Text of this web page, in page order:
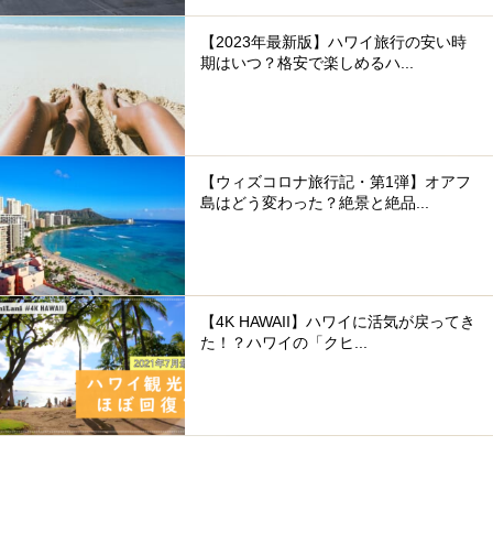
【2023年最新版】ハワイ旅行の安い時
期はいつ？格安で楽しめるハ...
【ウィズコロナ旅行記・第1弾】オアフ
島はどう変わった？絶景と絶品...
【4K HAWAII】ハワイに活気が戻ってき
た！？ハワイの「クヒ...